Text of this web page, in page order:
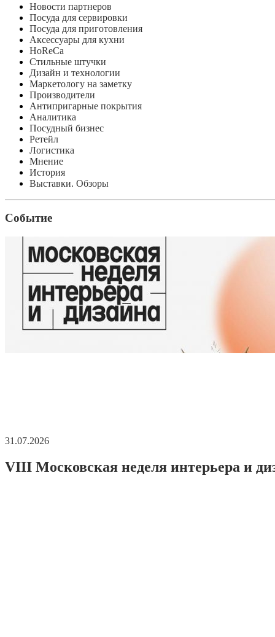
Новости партнеров
Посуда для сервировки
Посуда для приготовления
Аксессуары для кухни
HoReCa
Стильные штучки
Дизайн и технологии
Маркетологу на заметку
Производители
Антипригарные покрытия
Аналитика
Посудный бизнес
Ретейл
Логистика
Мнение
История
Выставки. Обзоры
Событие
31.07.2026
VIII Московская неделя интерьера и